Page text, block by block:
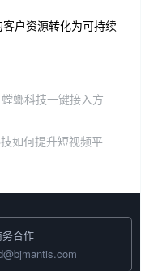
户资源转化为可持续
螂科技一键接入方
如何提升短视频平
合作